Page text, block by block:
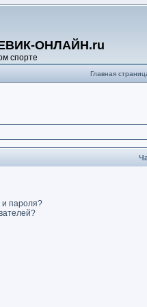
ОНЛАЙН.ru
спорте
Главная
и пароля?